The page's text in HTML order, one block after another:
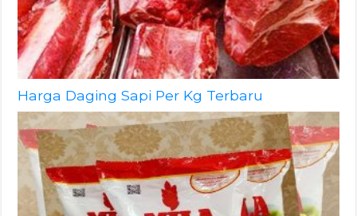
Harga Daging Sapi Per Kg Terbaru